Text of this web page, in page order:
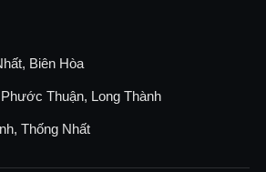
Biên Hòa
Thuận, Long Thành
Thống Nhất